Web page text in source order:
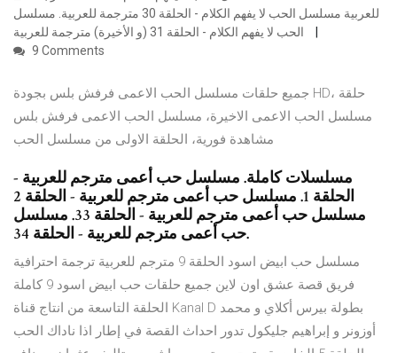
للعربية مسلسل الحب لا يفهم الكلام - الحلقة 30 مترجمة للعربية. مسلسل
9 Comments
جميع حلقات مسلسل الحب الاعمى فرفش بلس بجودة HD، حلقة
مسلسل الحب الاعمى الاخيرة، مسلسل الحب الاعمى فرفش بلس
مسلسلات كاملة. مسلسل حب أعمى مترجم للعربية -
الحلقة 1. مسلسل حب أعمى مترجم للعربية - الحلقة 2
مسلسل حب أعمى مترجم للعربية - الحلقة 33. مسلسل
حب أعمى مترجم للعربية - الحلقة 34.
مسلسل حب ابيض اسود الحلقة 9 مترجم للعربية ترجمة احترافية
فريق قصة عشق اون لاين جميع حلقات حب ابيض اسود 9 كاملة
الحلقة التاسعة من انتاج قناة Kanal D بطولة بيرس أكلاي و محمد
أوزونر و إبراهيم جليكول تدور احداث القصة في إطار اذا ناداك الحب